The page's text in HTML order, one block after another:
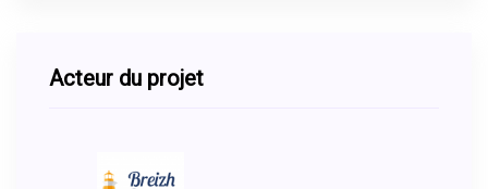
Acteur du projet